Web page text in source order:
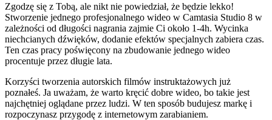
Zgodzę się z Tobą, ale nikt nie powiedział, że będzie lekko!
Stworzenie jednego profesjonalnego wideo w Camtasia Studio 8 w
zależności od długości nagrania zajmie Ci około 1-4h. Wycinka
niechcianych dźwięków, dodanie efektów specjalnych zabiera czas.
Ten czas pracy poświęcony na zbudowanie jednego wideo
procentuje przez długie lata.
Korzyści tworzenia autorskich filmów instruktażowych już
poznałeś. Ja uważam, że warto kręcić dobre wideo, bo takie jest
najchętniej oglądane przez ludzi. W ten sposób budujesz markę i
rozpoczynasz przygodę z internetowym zarabianiem.